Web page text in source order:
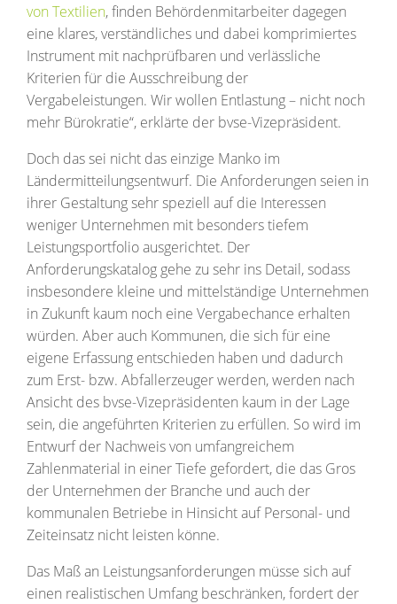
von Textilien, finden Behördenmitarbeiter dagegen
eine klares, verständliches und dabei komprimiertes
Instrument mit nachprüfbaren und verlässliche
Kriterien für die Ausschreibung der
Vergabeleistungen. Wir wollen Entlastung – nicht noch
mehr Bürokratie“, erklärte der bvse-Vizepräsident.
Doch das sei nicht das einzige Manko im
Ländermitteilungsentwurf. Die Anforderungen seien in
ihrer Gestaltung sehr speziell auf die Interessen
weniger Unternehmen mit besonders tiefem
Leistungsportfolio ausgerichtet. Der
Anforderungskatalog gehe zu sehr ins Detail, sodass
insbesondere kleine und mittelständige Unternehmen
in Zukunft kaum noch eine Vergabechance erhalten
würden. Aber auch Kommunen, die sich für eine
eigene Erfassung entschieden haben und dadurch
zum Erst- bzw. Abfallerzeuger werden, werden nach
Ansicht des bvse-Vizepräsidenten kaum in der Lage
sein, die angeführten Kriterien zu erfüllen. So wird im
Entwurf der Nachweis von umfangreichem
Zahlenmaterial in einer Tiefe gefordert, die das Gros
der Unternehmen der Branche und auch der
kommunalen Betriebe in Hinsicht auf Personal- und
Zeiteinsatz nicht leisten könne.
Das Maß an Leistungsanforderungen müsse sich auf
einen realistischen Umfang beschränken, fordert der